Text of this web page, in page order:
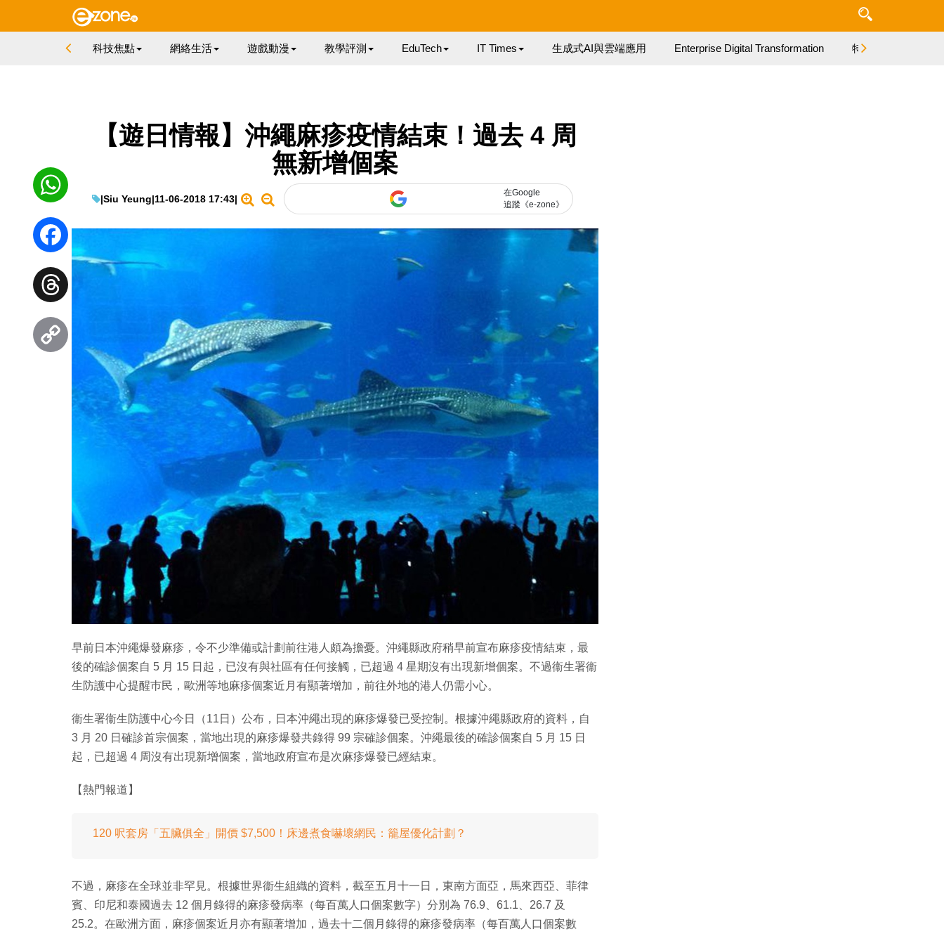
科技焦點 網絡生活 遊戲動漫 教學評測 EduTech IT Times 生成式AI與雲端應用 Enterprise Digital Transformation 特集
【遊日情報】沖繩麻疹疫情結束！過去 4 周
無新增個案
|Siu Yeung|11-06-2018 17:43|
在Google
追蹤《e-zone》
早前日本沖繩爆發麻疹，令不少準備或計劃前往港人頗為擔憂。沖繩縣政府稍早前宣布麻疹疫情結束，最
後的確診個案自 5 月 15 日起，已沒有與社區有任何接觸，已超過 4 星期沒有出現新增個案。不過衞生署衞
生防護中心提醒巿民，歐洲等地麻疹個案近月有顯著增加，前往外地的港人仍需小心。
衞生署衞生防護中心今日（11日）公布，日本沖繩出現的麻疹爆發已受控制。根據沖繩縣政府的資料，自
3 月 20 日確診首宗個案，當地出現的麻疹爆發共錄得 99 宗確診個案。沖繩最後的確診個案自 5 月 15 日
起，已超過 4 周沒有出現新增個案，當地政府宣布是次麻疹爆發已經結束。
【熱門報道】
120 呎套房「五臟俱全」開價 $7,500！床邊煮食嚇壞網民：籠屋優化計劃？
不過，麻疹在全球並非罕見。根據世界衞生組織的資料，截至五月十一日，東南方面亞，馬來西亞、菲律
賓、印尼和泰國過去 12 個月錄得的麻疹發病率（每百萬人口個案數字）分別為 76.9、61.1、26.7 及
25.2。在歐洲方面，麻疹個案近月亦有顯著增加，過去十二個月錄得的麻疹發病率（每百萬人口個案數
WhatsApp
Facebook
Threads
Link